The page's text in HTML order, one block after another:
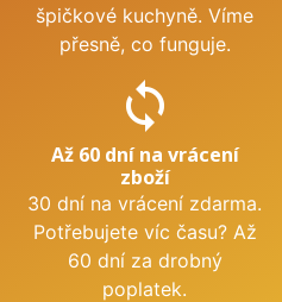
špičkové kuchyně. Víme
přesně, co funguje.
sync
Až 60 dní na vrácení
zboží
30 dní na vrácení zdarma.
Potřebujete víc času? Až
60 dní za drobný
poplatek.